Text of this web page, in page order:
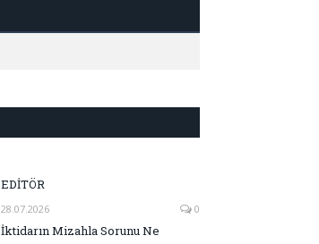
EDİTÖR
28.07.2026 0
İktidarın Mizahla Sorunu Ne